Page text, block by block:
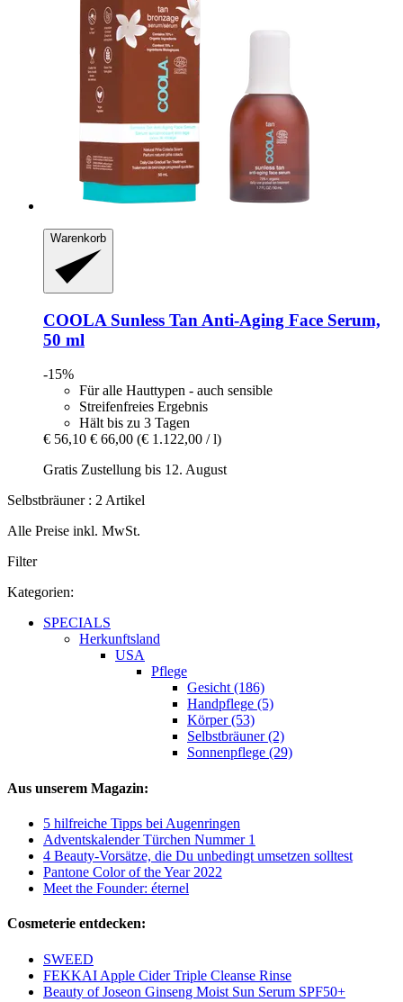
Warenkorb
COOLA Sunless Tan Anti-​Aging Face Serum,
50 ml
-15%
Für alle Hauttypen - auch sensible
Streifenfreies Ergebnis
Hält bis zu 3 Tagen
€ 56,10 € 66,00 (€ 1.122,00 / l)
Gratis Zustellung bis 12. August
Selbstbräuner : 2 Artikel
Alle Preise inkl. MwSt.
Filter
Kategorien:
SPECIALS
Herkunftsland
USA
Pflege
Gesicht (186)
Handpflege (5)
Körper (53)
Selbstbräuner (2)
Sonnenpflege (29)
Aus unserem Magazin:
5 hilfreiche Tipps bei Augenringen
Adventskalender Türchen Nummer 1
4 Beauty-Vorsätze, die Du unbedingt umsetzen solltest
Pantone Color of the Year 2022
Meet the Founder: éternel
Cosmeterie entdecken:
SWEED
FEKKAI Apple Cider Triple Cleanse Rinse
Beauty of Joseon Ginseng Moist Sun Serum SPF50+